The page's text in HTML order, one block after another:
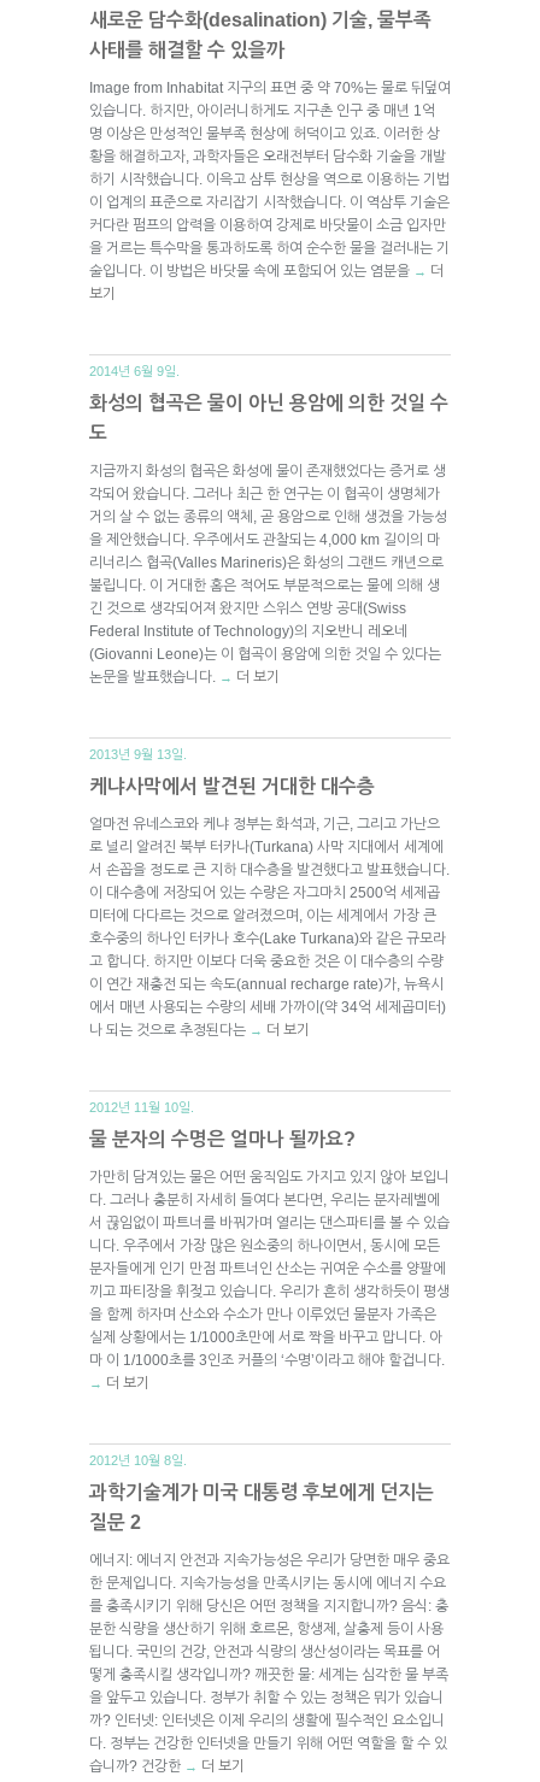
새로운 담수화(desalination) 기술, 물부족
사태를 해결할 수 있을까
Image from Inhabitat 지구의 표면 중 약 70%는 물로 뒤덮여
있습니다. 하지만, 아이러니하게도 지구촌 인구 중 매년 1억
명 이상은 만성적인 물부족 현상에 허덕이고 있죠. 이러한 상
황을 해결하고자, 과학자들은 오래전부터 담수화 기술을 개발
하기 시작했습니다. 이윽고 삼투 현상을 역으로 이용하는 기법
이 업계의 표준으로 자리잡기 시작했습니다. 이 역삼투 기술은
커다란 펌프의 압력을 이용하여 강제로 바닷물이 소금 입자만
을 거르는 특수막을 통과하도록 하여 순수한 물을 걸러내는 기
술입니다. 이 방법은 바닷물 속에 포함되어 있는 염분을 → 더
보기
2014년 6월 9일.
화성의 협곡은 물이 아닌 용암에 의한 것일 수
도
지금까지 화성의 협곡은 화성에 물이 존재했었다는 증거로 생
각되어 왔습니다. 그러나 최근 한 연구는 이 협곡이 생명체가
거의 살 수 없는 종류의 액체, 곧 용암으로 인해 생겼을 가능성
을 제안했습니다. 우주에서도 관찰되는 4,000 km 길이의 마
리너리스 협곡(Valles Marineris)은 화성의 그랜드 캐년으로
불립니다. 이 거대한 홈은 적어도 부분적으로는 물에 의해 생
긴 것으로 생각되어져 왔지만 스위스 연방 공대(Swiss
Federal Institute of Technology)의 지오반니 레오네
(Giovanni Leone)는 이 협곡이 용암에 의한 것일 수 있다는
논문을 발표했습니다.
→ 더 보기
2013년 9월 13일.
케냐사막에서 발견된 거대한 대수층
얼마전 유네스코와 케냐 정부는 화석과, 기근, 그리고 가난으
로 널리 알려진 북부 터카나(Turkana) 사막 지대에서 세계에
서 손꼽을 정도로 큰 지하 대수층을 발견했다고 발표했습니다.
이 대수층에 저장되어 있는 수량은 자그마치 2500억 세제곱
미터에 다다르는 것으로 알려졌으며, 이는 세계에서 가장 큰
호수중의 하나인 터카나 호수(Lake Turkana)와 같은 규모라
고 합니다. 하지만 이보다 더욱 중요한 것은 이 대수층의 수량
이 연간 재충전 되는 속도(annual recharge rate)가, 뉴욕시
에서 매년 사용되는 수량의 세배 가까이(약 34억 세제곱미터)
나 되는 것으로 추정된다는 → 더 보기
2012년 11월 10일.
물 분자의 수명은 얼마나 될까요?
가만히 담겨있는 물은 어떤 움직임도 가지고 있지 않아 보입니
다. 그러나 충분히 자세히 들여다 본다면, 우리는 분자레벨에
서 끊임없이 파트너를 바꿔가며 열리는 댄스파티를 볼 수 있습
니다. 우주에서 가장 많은 원소중의 하나이면서, 동시에 모든
분자들에게 인기 만점 파트너인 산소는 귀여운 수소를 양팔에
끼고 파티장을 휘젖고 있습니다. 우리가 흔히 생각하듯이 평생
을 함께 하자며 산소와 수소가 만나 이루었던 물분자 가족은
실제 상황에서는 1/1000초만에 서로 짝을 바꾸고 맙니다. 아
마 이 1/1000초를 3인조 커플의 ‘수명’이라고 해야 할겁니다.
→ 더 보기
2012년 10월 8일.
과학기술계가 미국 대통령 후보에게 던지는
질문 2
에너지: 에너지 안전과 지속가능성은 우리가 당면한 매우 중요
한 문제입니다. 지속가능성을 만족시키는 동시에 에너지 수요
를 충족시키기 위해 당신은 어떤 정책을 지지합니까? 음식: 충
분한 식량을 생산하기 위해 호르몬, 항생제, 살충제 등이 사용
됩니다. 국민의 건강, 안전과 식량의 생산성이라는 목표를 어
떻게 충족시킬 생각입니까? 깨끗한 물: 세계는 심각한 물 부족
을 앞두고 있습니다. 정부가 취할 수 있는 정책은 뭐가 있습니
까? 인터넷: 인터넷은 이제 우리의 생활에 필수적인 요소입니
다. 정부는 건강한 인터넷을 만들기 위해 어떤 역할을 할 수 있
습니까? 건강한 → 더 보기